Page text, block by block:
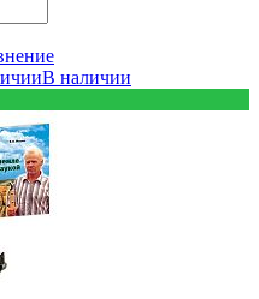
В наличии